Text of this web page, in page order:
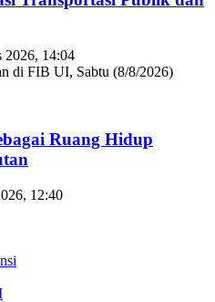
2026, 14:04
Ruang Hidup
12:40